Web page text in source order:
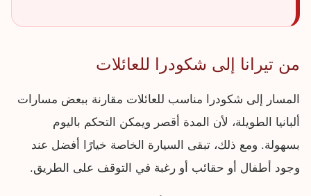
من تيرانا إلى شكودرا للعائلات
المسار إلى شكودرا مناسب للعائلات مقارنة ببعض مسارات
ألبانيا الطويلة، لأن المدة أقصر ويمكن التحكم باليوم
بسهولة. ومع ذلك، تبقى السيارة الخاصة خيارًا أفضل عند
وجود أطفال أو حقائب أو رغبة في التوقف على الطريق.